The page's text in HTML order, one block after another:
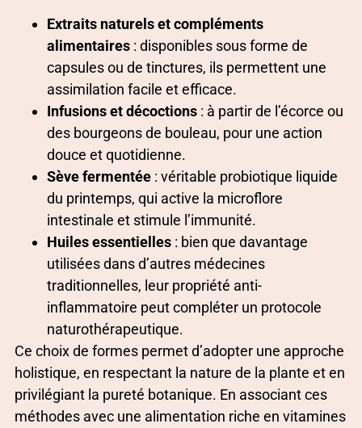
Extraits naturels et compléments
alimentaires : disponibles sous forme de
capsules ou de tinctures, ils permettent une
assimilation facile et efficace.
Infusions et décoctions : à partir de l’écorce ou
des bourgeons de bouleau, pour une action
douce et quotidienne.
Sève fermentée : véritable probiotique liquide
du printemps, qui active la microflore
intestinale et stimule l’immunité.
Huiles essentielles : bien que davantage
utilisées dans d’autres médecines
traditionnelles, leur propriété anti-
inflammatoire peut compléter un protocole
naturothérapeutique.
Ce choix de formes permet d’adopter une approche
holistique, en respectant la nature de la plante et en
privilégiant la pureté botanique. En associant ces
méthodes avec une alimentation riche en vitamines